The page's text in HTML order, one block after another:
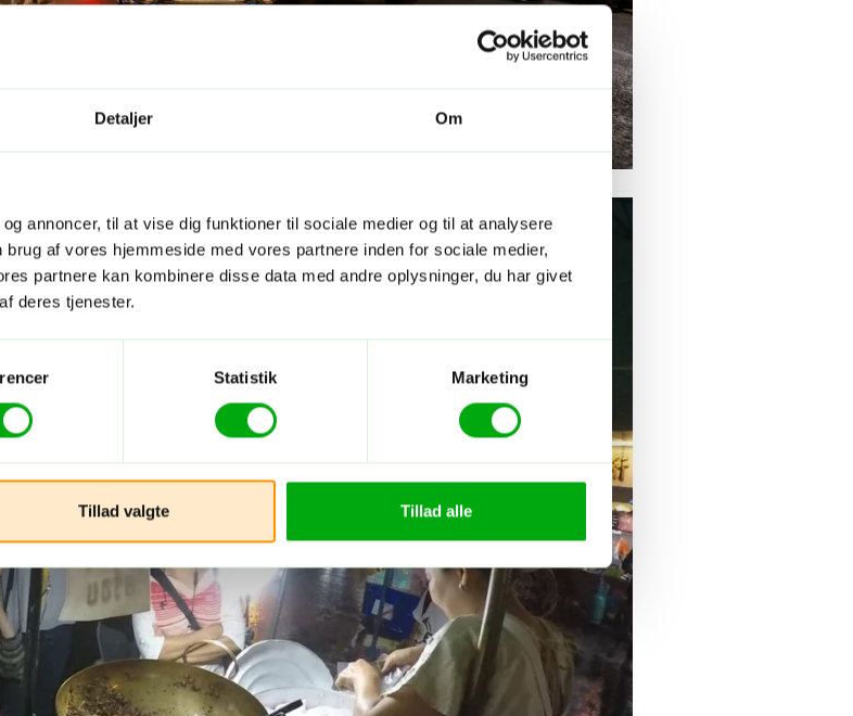
Detaljer Om
annoncer, til at vise dig funktioner til sociale medier og til at analysere
af vores hjemmeside med vores partnere inden for sociale medier,
partnere kan kombinere disse data med andre oplysninger, du har givet
deres tjenester.
Statistik Marketing
Tillad valgte Tillad alle